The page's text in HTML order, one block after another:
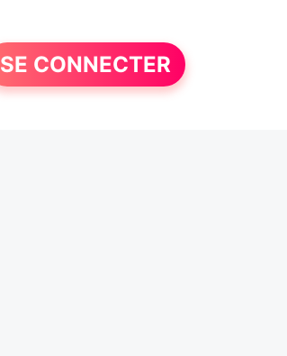
SE CONNECTER